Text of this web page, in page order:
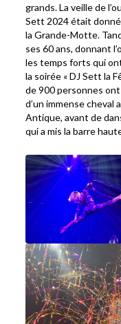
grands. La veille de
Sett 2024 était
la Grande-Motte.
ses 60 ans, donnant
les temps forts qui
la soirée « DJ Sett la
de 900 personnes
d’un immense
Antique, avant de
qui a mis la barre